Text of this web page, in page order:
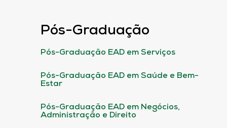
Pós-Graduação
Pós-Graduação EAD em Serviços
Pós-Graduação EAD em Saúde e Bem-
Estar
Pós-Graduação EAD em Negócios,
Administração e Direito